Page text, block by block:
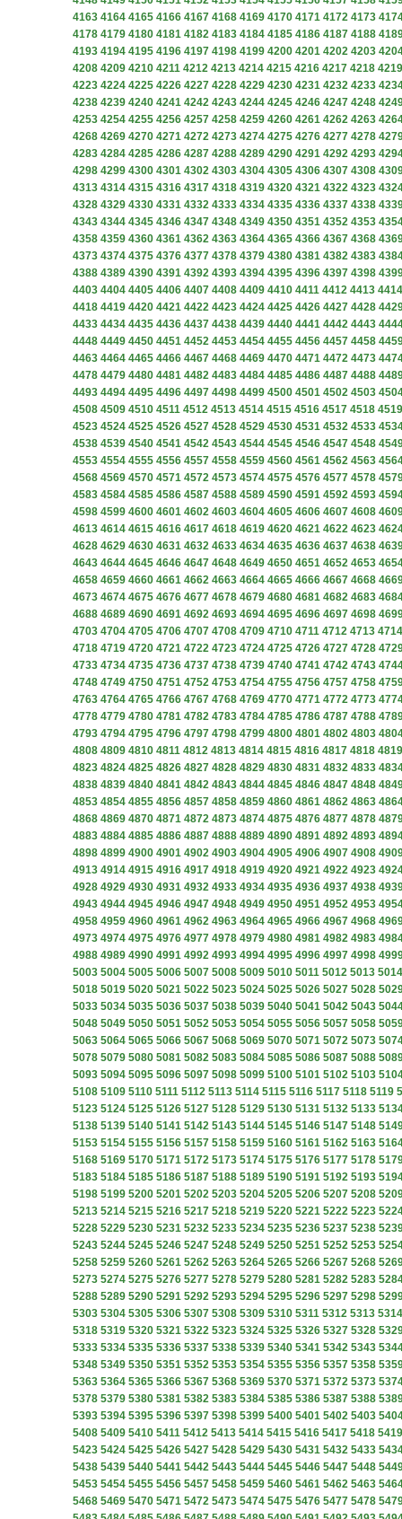
4163 4164 4165 4166 4167 4168 4169 4170 4171 4172 4173
4178 4179 4180 4181 4182 4183 4184 4185 4186 4187 4188
4193 4194 4195 4196 4197 4198 4199 4200 4201 4202 4203
4208 4209 4210 4211 4212 4213 4214 4215 4216 4217 4218 4219
4223 4224 4225 4226 4227 4228 4229 4230 4231 4232 4233
4238 4239 4240 4241 4242 4243 4244 4245 4246 4247 4248
4253 4254 4255 4256 4257 4258 4259 4260 4261 4262 4263
4268 4269 4270 4271 4272 4273 4274 4275 4276 4277 4278
4283 4284 4285 4286 4287 4288 4289 4290 4291 4292 4293
4298 4299 4300 4301 4302 4303 4304 4305 4306 4307 4308
4313 4314 4315 4316 4317 4318 4319 4320 4321 4322 4323
4328 4329 4330 4331 4332 4333 4334 4335 4336 4337 4338
4343 4344 4345 4346 4347 4348 4349 4350 4351 4352 4353
4358 4359 4360 4361 4362 4363 4364 4365 4366 4367 4368
4373 4374 4375 4376 4377 4378 4379 4380 4381 4382 4383
4388 4389 4390 4391 4392 4393 4394 4395 4396 4397 4398
4403 4404 4405 4406 4407 4408 4409 4410 4411 4412 4413 4414
4418 4419 4420 4421 4422 4423 4424 4425 4426 4427 4428
4433 4434 4435 4436 4437 4438 4439 4440 4441 4442 4443
4448 4449 4450 4451 4452 4453 4454 4455 4456 4457 4458
4463 4464 4465 4466 4467 4468 4469 4470 4471 4472 4473
4478 4479 4480 4481 4482 4483 4484 4485 4486 4487 4488
4493 4494 4495 4496 4497 4498 4499 4500 4501 4502 4503
4508 4509 4510 4511 4512 4513 4514 4515 4516 4517 4518 4519
4523 4524 4525 4526 4527 4528 4529 4530 4531 4532 4533
4538 4539 4540 4541 4542 4543 4544 4545 4546 4547 4548
4553 4554 4555 4556 4557 4558 4559 4560 4561 4562 4563
4568 4569 4570 4571 4572 4573 4574 4575 4576 4577 4578
4583 4584 4585 4586 4587 4588 4589 4590 4591 4592 4593
4598 4599 4600 4601 4602 4603 4604 4605 4606 4607 4608
4613 4614 4615 4616 4617 4618 4619 4620 4621 4622 4623
4628 4629 4630 4631 4632 4633 4634 4635 4636 4637 4638
4643 4644 4645 4646 4647 4648 4649 4650 4651 4652 4653
4658 4659 4660 4661 4662 4663 4664 4665 4666 4667 4668
4673 4674 4675 4676 4677 4678 4679 4680 4681 4682 4683
4688 4689 4690 4691 4692 4693 4694 4695 4696 4697 4698
4703 4704 4705 4706 4707 4708 4709 4710 4711 4712 4713 4714
4718 4719 4720 4721 4722 4723 4724 4725 4726 4727 4728
4733 4734 4735 4736 4737 4738 4739 4740 4741 4742 4743
4748 4749 4750 4751 4752 4753 4754 4755 4756 4757 4758
4763 4764 4765 4766 4767 4768 4769 4770 4771 4772 4773
4778 4779 4780 4781 4782 4783 4784 4785 4786 4787 4788
4793 4794 4795 4796 4797 4798 4799 4800 4801 4802 4803
4808 4809 4810 4811 4812 4813 4814 4815 4816 4817 4818 4819
4823 4824 4825 4826 4827 4828 4829 4830 4831 4832 4833
4838 4839 4840 4841 4842 4843 4844 4845 4846 4847 4848
4853 4854 4855 4856 4857 4858 4859 4860 4861 4862 4863
4868 4869 4870 4871 4872 4873 4874 4875 4876 4877 4878
4883 4884 4885 4886 4887 4888 4889 4890 4891 4892 4893
4898 4899 4900 4901 4902 4903 4904 4905 4906 4907 4908
4913 4914 4915 4916 4917 4918 4919 4920 4921 4922 4923
4928 4929 4930 4931 4932 4933 4934 4935 4936 4937 4938
4943 4944 4945 4946 4947 4948 4949 4950 4951 4952 4953
4958 4959 4960 4961 4962 4963 4964 4965 4966 4967 4968
4973 4974 4975 4976 4977 4978 4979 4980 4981 4982 4983
4988 4989 4990 4991 4992 4993 4994 4995 4996 4997 4998
5003 5004 5005 5006 5007 5008 5009 5010 5011 5012 5013 5014
5018 5019 5020 5021 5022 5023 5024 5025 5026 5027 5028
5033 5034 5035 5036 5037 5038 5039 5040 5041 5042 5043
5048 5049 5050 5051 5052 5053 5054 5055 5056 5057 5058
5063 5064 5065 5066 5067 5068 5069 5070 5071 5072 5073
5078 5079 5080 5081 5082 5083 5084 5085 5086 5087 5088
5093 5094 5095 5096 5097 5098 5099 5100 5101 5102 5103
5108 5109 5110 5111 5112 5113 5114 5115 5116 5117 5118 5119
5123 5124 5125 5126 5127 5128 5129 5130 5131 5132 5133
5138 5139 5140 5141 5142 5143 5144 5145 5146 5147 5148
5153 5154 5155 5156 5157 5158 5159 5160 5161 5162 5163
5168 5169 5170 5171 5172 5173 5174 5175 5176 5177 5178
5183 5184 5185 5186 5187 5188 5189 5190 5191 5192 5193
5198 5199 5200 5201 5202 5203 5204 5205 5206 5207 5208
5213 5214 5215 5216 5217 5218 5219 5220 5221 5222 5223
5228 5229 5230 5231 5232 5233 5234 5235 5236 5237 5238
5243 5244 5245 5246 5247 5248 5249 5250 5251 5252 5253
5258 5259 5260 5261 5262 5263 5264 5265 5266 5267 5268
5273 5274 5275 5276 5277 5278 5279 5280 5281 5282 5283
5288 5289 5290 5291 5292 5293 5294 5295 5296 5297 5298
5303 5304 5305 5306 5307 5308 5309 5310 5311 5312 5313 5314
5318 5319 5320 5321 5322 5323 5324 5325 5326 5327 5328
5333 5334 5335 5336 5337 5338 5339 5340 5341 5342 5343
5348 5349 5350 5351 5352 5353 5354 5355 5356 5357 5358
5363 5364 5365 5366 5367 5368 5369 5370 5371 5372 5373
5378 5379 5380 5381 5382 5383 5384 5385 5386 5387 5388
5393 5394 5395 5396 5397 5398 5399 5400 5401 5402 5403
5408 5409 5410 5411 5412 5413 5414 5415 5416 5417 5418 5419
5423 5424 5425 5426 5427 5428 5429 5430 5431 5432 5433
5438 5439 5440 5441 5442 5443 5444 5445 5446 5447 5448
5453 5454 5455 5456 5457 5458 5459 5460 5461 5462 5463
5468 5469 5470 5471 5472 5473 5474 5475 5476 5477 5478